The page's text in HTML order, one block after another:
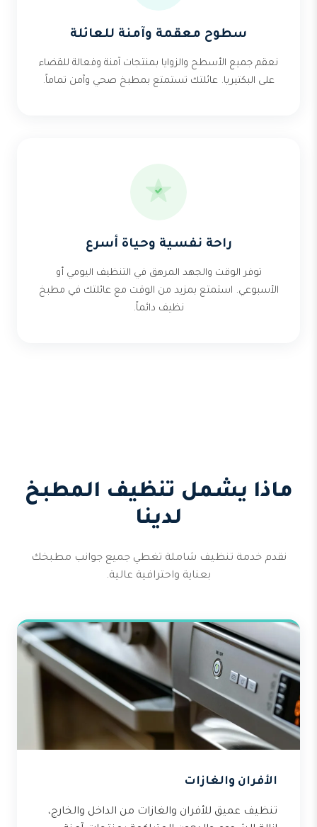
سطوح معقمة وآمنة للعائلة
نعقم جميع الأسطح والزوايا بمنتجات آمنة وفعالة للقضاء
على البكتيريا. عائلتك تستمتع بمطبخ صحي وآمن تماماً.
راحة نفسية وحياة أسرع
توفر الوقت والجهد المرهق في التنظيف اليومي أو
الأسبوعي. استمتع بمزيد من الوقت مع عائلتك في مطبخ
نظيف دائماً.
ماذا يشمل تنظيف المطبخ
لدينا
نقدم خدمة تنظيف شاملة تغطي جميع جوانب مطبخك
بعناية واحترافية عالية.
الأفران والغازات
تنظيف عميق للأفران والغازات من الداخل والخارج،